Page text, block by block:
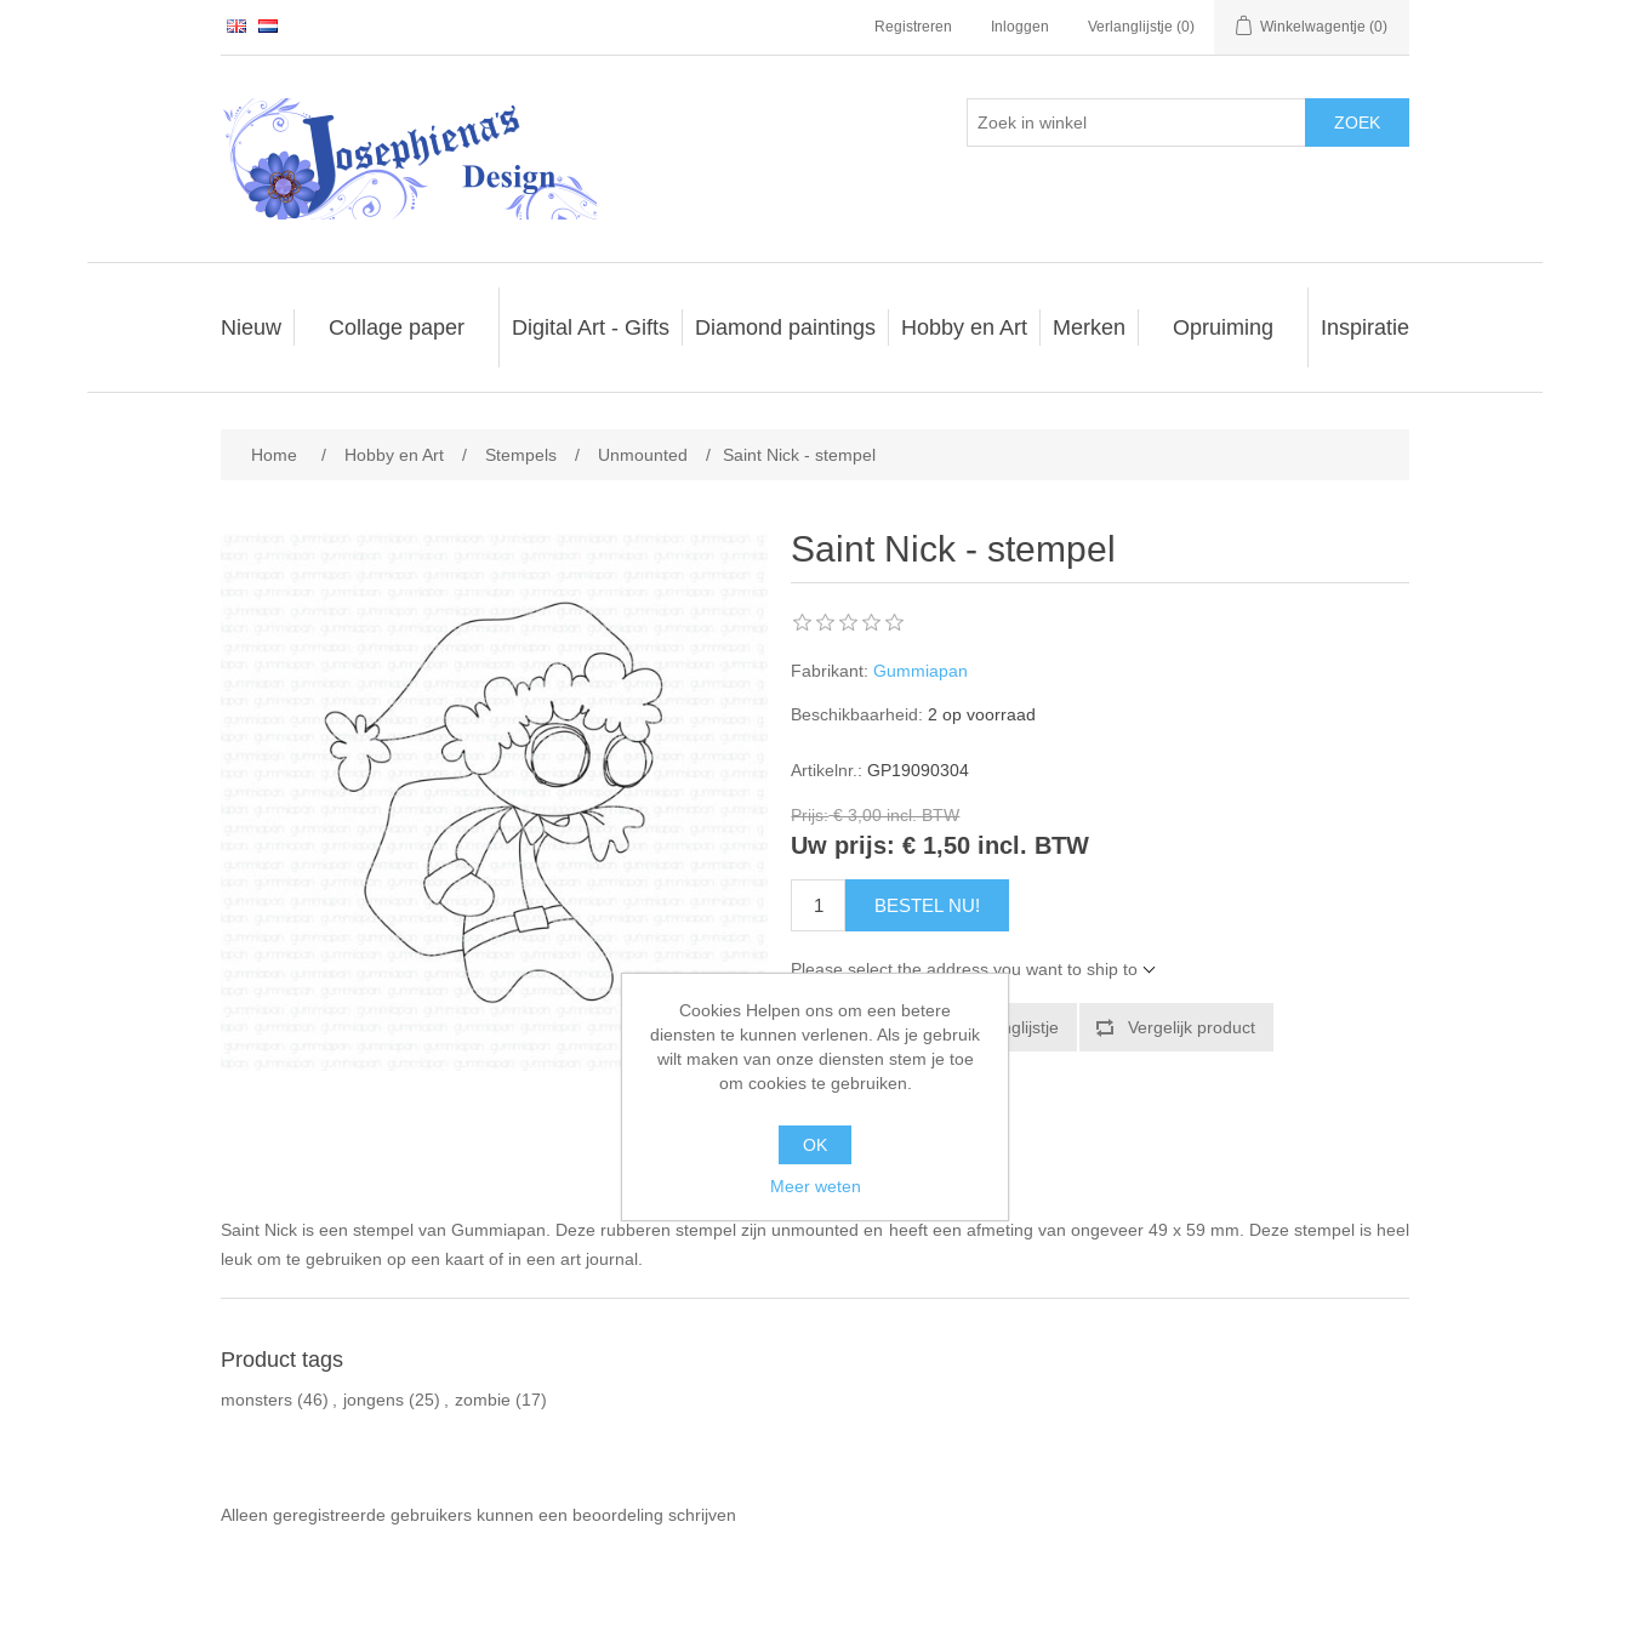
Registreren Inloggen Verlanglijstje (0) Winkelwagentje (0)
ZOEK
Nieuw Collage paper Digital Art - Gifts Diamond paintings Hobby en Art Merken Opruiming Inspiratie
Home / Hobby en Art / Stempels / Unmounted / Saint Nick - stempel
Saint Nick - stempel
Fabrikant: Gummiapan
Beschikbaarheid: 2 op voorraad
Artikelnr.: GP19090304
Prijs: € 3,00 incl. BTW
Uw prijs: € 1,50 incl. BTW
BESTEL NU!
Please select the address you want to ship to
Toevoegen aan verlanglijstje Vergelijk product
E-mail een vriend
Saint Nick is een stempel van Gummiapan. Deze rubberen stempel zijn unmounted en heeft een afmeting van ongeveer 49 x 59 mm. Deze stempel is heel
leuk om te gebruiken op een kaart of in een art journal.
Product tags
monsters (46) jongens (25) zombie (17)
Alleen geregistreerde gebruikers kunnen een beoordeling schrijven
Cookies Helpen ons om een betere
diensten te kunnen verlenen. Als je gebruik
wilt maken van onze diensten stem je toe
om cookies te gebruiken.
OK
Meer weten